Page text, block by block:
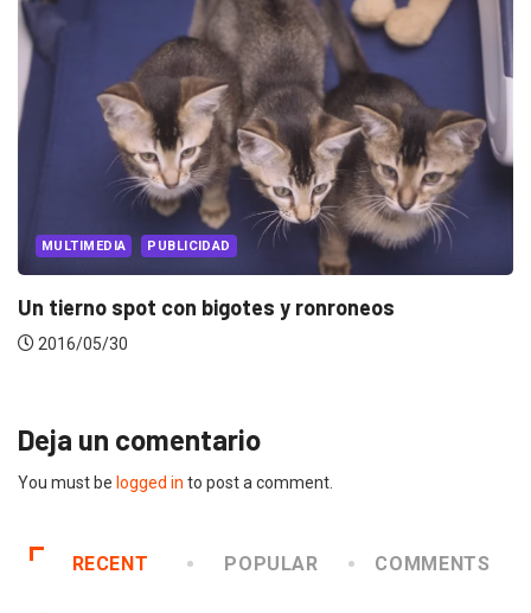
Este spot busca hacernos pensar sobre los...
Deja un comentario
You must be logged in to post a comment.
RECENT POPULAR COMMENTS